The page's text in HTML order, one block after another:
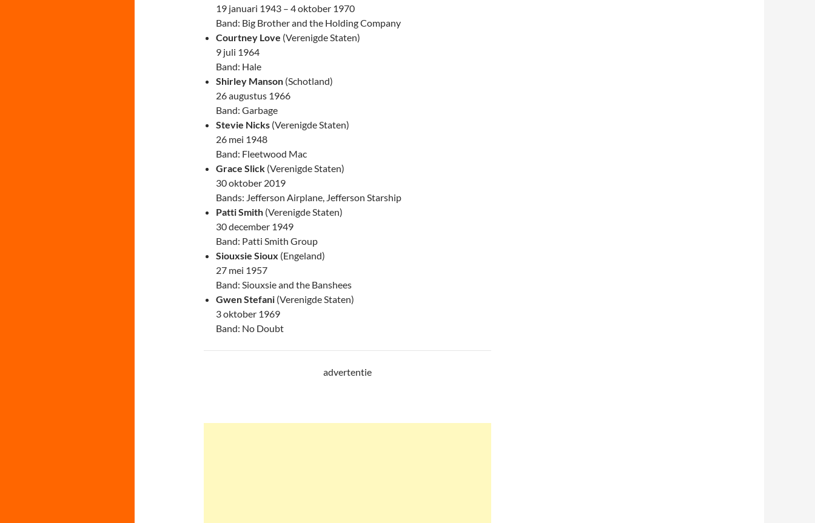
19 januari 1943 – 4 oktober 1970
Band: Big Brother and the Holding Company
Courtney Love (Verenigde Staten)
9 juli 1964
Band: Hale
Shirley Manson (Schotland)
26 augustus 1966
Band: Garbage
Stevie Nicks (Verenigde Staten)
26 mei 1948
Band: Fleetwood Mac
Grace Slick (Verenigde Staten)
30 oktober 2019
Bands: Jefferson Airplane, Jefferson Starship
Patti Smith (Verenigde Staten)
30 december 1949
Band: Patti Smith Group
Siouxsie Sioux (Engeland)
27 mei 1957
Band: Siouxsie and the Banshees
Gwen Stefani (Verenigde Staten)
3 oktober 1969
Band: No Doubt
advertentie